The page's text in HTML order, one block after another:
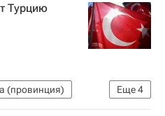
Турцию
Еще4
(провинция)
Башар Асад